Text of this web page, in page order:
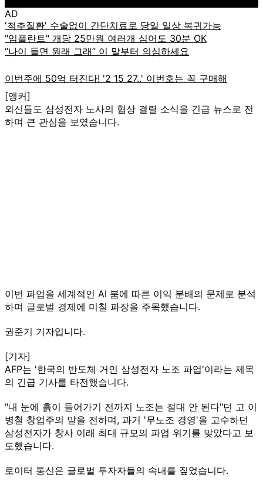
AD
[앵커]
외신들도 삼성전자 노사의 협상 결렬 소식을 긴급 뉴스로 전
하며 큰 관심을 보였습니다.
이번 파업을 세계적인 AI 붐에 따른 이익 분배의 문제로 분석
하며 글로벌 경제에 미칠 파장을 주목했습니다.
권준기 기자입니다.
[기자]
AFP는 '한국의 반도체 거인 삼성전자 노조 파업'이라는 제목
의 긴급 기사를 타전했습니다.
"내 눈에 흙이 들어가기 전까지 노조는 절대 안 된다"던 고 이
병철 창업주의 말을 전하며, 과거 '무노조 경영'을 고수하던
삼성전자가 창사 이래 최대 규모의 파업 위기를 맞았다고 보
도했습니다.
로이터 통신은 글로벌 투자자들의 속내를 짚었습니다.